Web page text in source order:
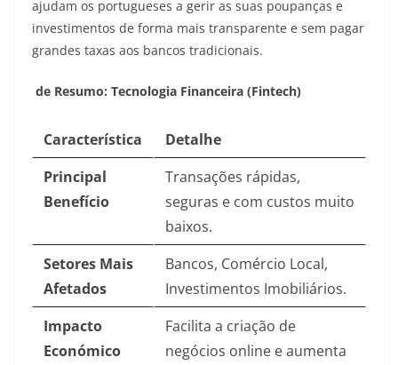
ajudam os portugueses a gerir as suas poupanças e
investimentos de forma mais transparente e sem pagar
grandes taxas aos bancos tradicionais.
de Resumo: Tecnologia Financeira (Fintech)
Característica
Detalhe
Principal
Benefício
Transações rápidas,
seguras e com custos muito
baixos.
Setores Mais
Afetados
Bancos, Comércio Local,
Investimentos Imobiliários.
Impacto
Económico
Facilita a criação de
negócios online e aumenta